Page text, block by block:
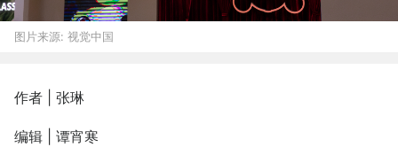
图片来源: 视觉中国
作者 | 张琳
编辑 | 谭宵寒